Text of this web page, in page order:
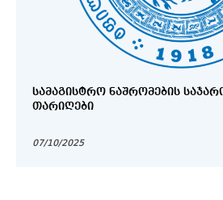
ᲡᲐᲛᲐᲒᲘᲡᲢᲠᲝ ᲜᲐᲨᲠᲝᲛᲔᲑᲘᲡ
ᲗᲐᲠᲘᲦᲔᲑᲘ
07/10/2025